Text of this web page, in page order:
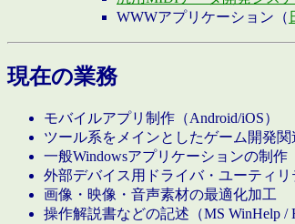
WWWアプリケーション（
現在の業務
モバイルアプリ制作（Android/iOS）
ツール系をメインとしたゲーム開発
一般Windowsアプリケーションの制作
外部デバイス用ドライバ・ユーティ
画像・映像・音声素材の最適化加工
操作解説書などの記述（MS WinHelp /